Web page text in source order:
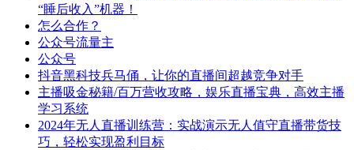
“睡后收入”机器！
怎么合作？
公众号流量主
公众号
抖音黑科技兵马俑，让你的直播间超越竞争对手
主播吸金秘籍/百万营收攻略，娱乐直播宝典，高效主播
学习系统
2024年无人直播训练营：实战演示无人值守直播带货技
巧，轻松实现盈利目标